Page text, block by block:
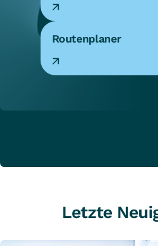
Routenplaner
Letzte